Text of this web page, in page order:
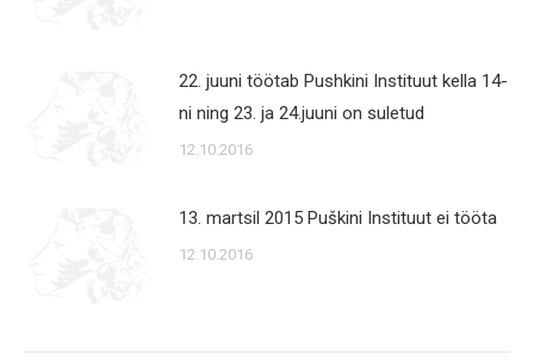
22. juuni töötab Pushkini Instituut kella 14-
ni ning 23. ja 24.juuni on suletud
12.10.2016
13. martsil 2015 Puškini Instituut ei tööta
12.10.2016